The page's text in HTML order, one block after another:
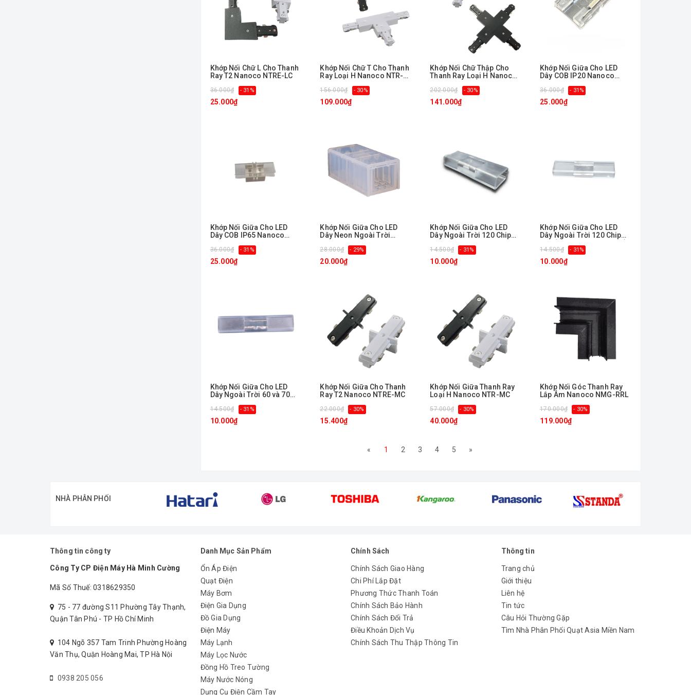
Khớp Nối Chữ L Cho Thanh
Ray T2 Nanoco NTRE-LC
36.000₫ - 31%
25.000₫
Khớp Nối Chữ T Cho Thanh
Ray Loại H Nanoco NTR-
156.000₫ - 30%
109.000₫
Khớp Nối Chữ Thập Cho
Thanh Ray Loại H Nanoco
202.000₫ - 30%
141.000₫
Khớp Nối Giữa Cho LED
Dây COB IP20 Nanoco
36.000₫ - 31%
25.000₫
Khớp Nối Giữa Cho LED
Dây COB IP65 Nanoco
36.000₫ - 31%
25.000₫
Khớp Nối Giữa Cho LED
Dây Neon Ngoài Trời
28.000₫ - 29%
20.000₫
Khớp Nối Giữa Cho LED
Dây Ngoài Trời 120 Chip
NST-MC
14.500₫ - 31%
10.000₫
Khớp Nối Giữa Cho LED
Dây Ngoài Trời 120 Chip
Nanoco NST1207-MC
14.500₫ - 31%
10.000₫
Khớp Nối Giữa Cho LED
Dây Ngoài Trời 60 và 70
MC
14.500₫ - 31%
10.000₫
Khớp Nối Giữa Cho Thanh
Ray T2 Nanoco NTRE-MC
22.000₫ - 30%
15.400₫
Khớp Nối Giữa Thanh Ray
Loại H Nanoco NTR-MC
57.000₫ - 30%
40.000₫
Khớp Nối Góc Thanh Ray
Lắp Âm Nanoco NMG-RRL
170.000₫ - 30%
119.000₫
« 1 2 3 4 5 »
NHÀ PHÂN PHỐI
Thông tin công ty
Công Ty CP Điện Máy Hà Minh Cường
Mã Số Thuế: 0318629350
75 - 77 đường S11 Phường Tây Thạnh,
Quận Tân Phú - TP Hồ Chí Minh
104 Ngõ 357 Tam Trinh Phường Hoàng
Văn Thụ, Quận Hoàng Mai, TP Hà Nội
0938 205 056
Danh Mục Sản Phẩm
Ổn Áp Điện
Quạt Điện
Máy Bơm
Điện Gia Dụng
Đồ Gia Dụng
Điện Máy
Máy Lạnh
Máy Lọc Nước
Đồng Hồ Treo Tường
Máy Nước Nóng
Dụng Cụ Điện Cầm Tay
Chính Sách
Chính Sách Giao Hàng
Chi Phí Lắp Đặt
Phương Thức Thanh Toán
Chính Sách Bảo Hành
Chính Sách Đổi Trả
Điều Khoản Dịch Vụ
Chính Sách Thu Thập Thông Tin
Thông tin
Trang chủ
Giới thiệu
Liên hệ
Tin tức
Câu Hỏi Thường Gặp
Tìm Nhà Phân Phối Quạt Asia Miền Nam